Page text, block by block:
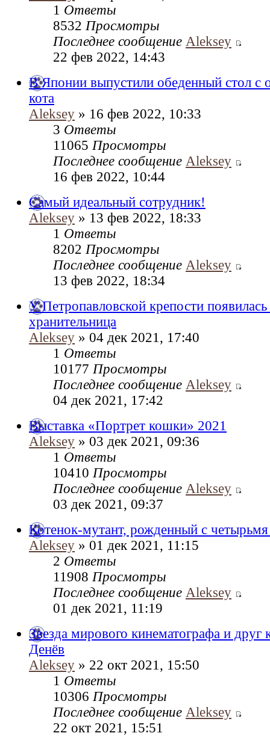
1 Ответы
8532 Просмотры
Последнее сообщение Aleksey
22 фев 2022, 14:43
В Японии выпустили обеденный стол с
кота
Aleksey » 16 фев 2022, 10:33
3 Ответы
11065 Просмотры
Последнее сообщение Aleksey
16 фев 2022, 10:44
Cамый идеальный сотрудник!
Aleksey » 13 фев 2022, 18:33
1 Ответы
8202 Просмотры
Последнее сообщение Aleksey
13 фев 2022, 18:34
У Петропавловской крепости
хранительница
Aleksey » 04 дек 2021, 17:40
1 Ответы
10177 Просмотры
Последнее сообщение Aleksey
04 дек 2021, 17:42
Выставка «Портрет кошки» 2021
Aleksey » 03 дек 2021, 09:36
1 Ответы
10410 Просмотры
Последнее сообщение Aleksey
03 дек 2021, 09:37
Котенок-мутант, рожденный с
Aleksey » 01 дек 2021, 11:15
2 Ответы
11908 Просмотры
Последнее сообщение Aleksey
01 дек 2021, 11:19
Звезда мирового кинематографа и друг
Денёв
Aleksey » 22 окт 2021, 15:50
1 Ответы
10306 Просмотры
Последнее сообщение Aleksey
22 окт 2021, 15:51